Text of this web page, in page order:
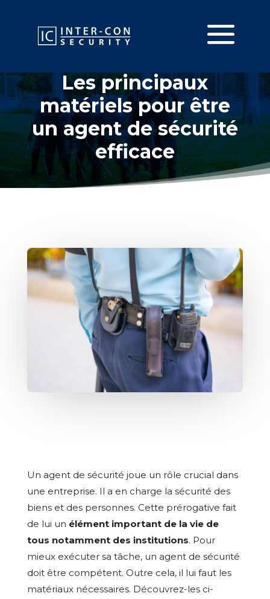
Les principaux
matériels pour être
un agent de sécurité
efficace
Un agent de sécurité joue un rôle crucial dans
une entreprise. Il a en charge la sécurité des
biens et des personnes. Cette prérogative fait
de lui un élément important de la vie de
tous notamment des institutions. Pour
mieux exécuter sa tâche, un agent de sécurité
doit être compétent. Outre cela, il lui faut les
matériaux nécessaires. Découvrez-les ci-